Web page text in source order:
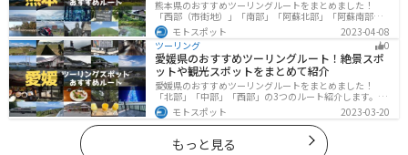
熊本県のおすすめツーリングルートをまとめました！
「西部（市街地）」「南部」「阿蘇北部」「阿蘇南部」
の4つのルート紹介します。阿蘇山や天草諸島をはじめと
した豊かな自然や、熊本城や水前寺成趣園など歴史ある
観光スポットが多数あり、様々な楽しみ方ができます。
バイクで熊本県にツーリングに行く際は参考にしてくだ
さい。
モトスポット
2023-04-08
ツーリング
0
愛媛県のおすすめツーリングルート！絶景スポ
ットや観光スポットをまとめて紹介
愛媛県のおすすめツーリングルートをまとめました！
「北部」「中部」「西部」の3つのルート紹介します。山
や海といった自然だけでなく、気軽に渡れる島もあり
様々な楽しみ方ができます。バイクで愛媛県にツーリン
グに行く際は参考にしてください。
モトスポット 2023-03-20
もっと見る